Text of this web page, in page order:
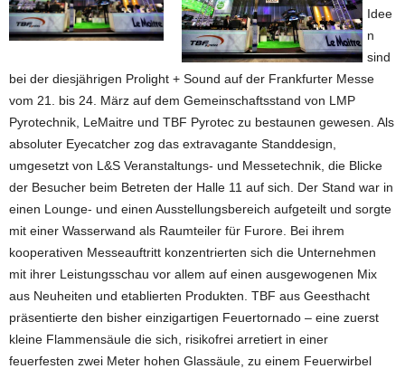
Idee
n
sind
bei der diesjährigen Prolight + Sound auf der Frankfurter Messe
vom 21. bis 24. März auf dem Gemeinschaftsstand von LMP
Pyrotechnik, LeMaitre und TBF Pyrotec zu bestaunen gewesen. Als
absoluter Eyecatcher zog das extravagante Standdesign,
umgesetzt von L&S Veranstaltungs- und Messetechnik, die Blicke
der Besucher beim Betreten der Halle 11 auf sich. Der Stand war in
einen Lounge- und einen Ausstellungsbereich aufgeteilt und sorgte
mit einer Wasserwand als Raumteiler für Furore. Bei ihrem
kooperativen Messeauftritt konzentrierten sich die Unternehmen
mit ihrer Leistungsschau vor allem auf einen ausgewogenen Mix
aus Neuheiten und etablierten Produkten. TBF aus Geesthacht
präsentierte den bisher einzigartigen Feuertornado – eine zuerst
kleine Flammensäule die sich, risikofrei arretiert in einer
feuerfesten zwei Meter hohen Glassäule, zu einem Feuerwirbel